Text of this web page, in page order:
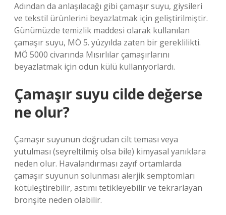
Adından da anlaşılacağı gibi çamaşır suyu, giysileri
ve tekstil ürünlerini beyazlatmak için geliştirilmiştir.
Günümüzde temizlik maddesi olarak kullanılan
çamaşır suyu, MÖ 5. yüzyılda zaten bir gereklilikti.
MÖ 5000 civarında Mısırlılar çamaşırlarını
beyazlatmak için odun külü kullanıyorlardı.
Çamaşır suyu cilde değerse
ne olur?
Çamaşır suyunun doğrudan cilt teması veya
yutulması (seyreltilmiş olsa bile) kimyasal yanıklara
neden olur. Havalandırması zayıf ortamlarda
çamaşır suyunun solunması alerjik semptomları
kötüleştirebilir, astımı tetikleyebilir ve tekrarlayan
bronşite neden olabilir.